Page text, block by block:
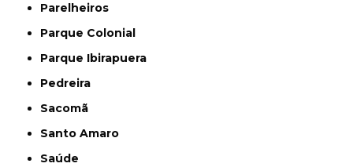
Parelheiros
Parque Colonial
Parque Ibirapuera
Pedreira
Sacomã
Santo Amaro
Saúde